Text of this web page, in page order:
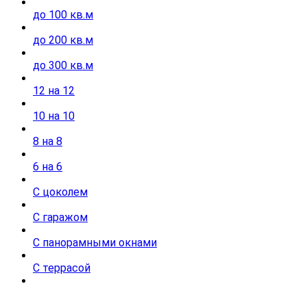
до 100 кв.м
до 200 кв.м
до 300 кв.м
12 на 12
10 на 10
8 на 8
6 на 6
С цоколем
С гаражом
С панорамными окнами
С террасой